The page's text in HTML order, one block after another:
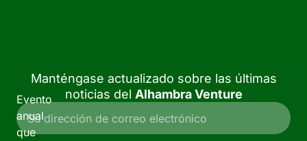
Evento
anual
que
Manténgase actualizado sobre las últimas
noticias del Alhambra Venture